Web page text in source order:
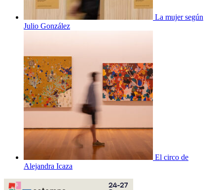
La mujer según
Julio González
El circo de
Alejandra Icaza